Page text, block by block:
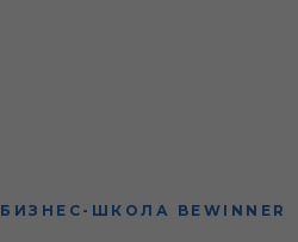
БИЗНЕС-ШКОЛА BEWINNER